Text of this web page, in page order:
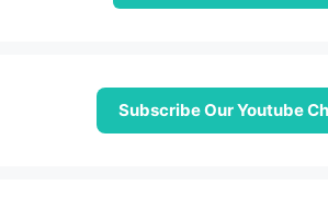
Subscribe Our Youtube